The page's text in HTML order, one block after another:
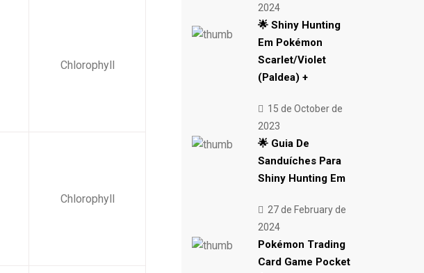
Chlorophyll
Chlorophyll
2024
🌟 Shiny Hunting
Em Pokémon
Scarlet/Violet
(Paldea) +
15 de October de
2023
🌟 Guia De
Sanduíches Para
Shiny Hunting Em
27 de February de
2024
Pokémon Trading
Card Game Pocket